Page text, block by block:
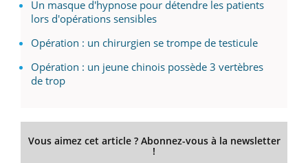
Un masque d'hypnose pour détendre les patients
lors d'opérations sensibles
Opération : un chirurgien se trompe de testicule
Opération : un jeune chinois possède 3 vertèbres
de trop
Vous aimez cet article ? Abonnez-vous à la newsletter
!